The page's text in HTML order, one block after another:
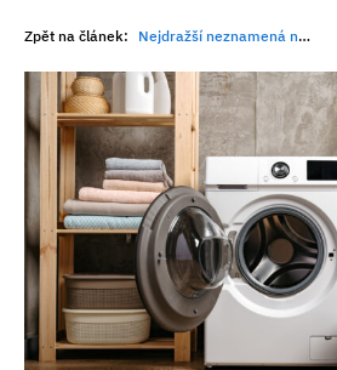
Zpět na článek: Nejdražší neznamená nejlepší. Jak vybrat pračku podle skutečných potřeb domácnosti